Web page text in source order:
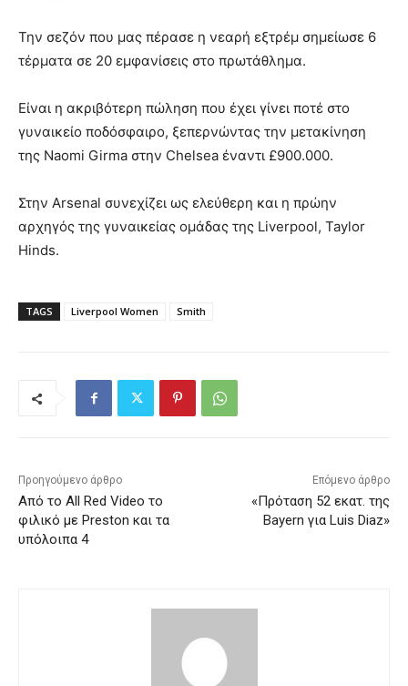
Την σεζόν που μας πέρασε η νεαρή εξτρέμ σημείωσε 6
τέρματα σε 20 εμφανίσεις στο πρωτάθλημα.
Είναι η ακριβότερη πώληση που έχει γίνει ποτέ στο
γυναικείο ποδόσφαιρο, ξεπερνώντας την μετακίνηση
της Naomi Girma στην Chelsea έναντι £900.000.
Στην Arsenal συνεχίζει ως ελεύθερη και η πρώην
αρχηγός της γυναικείας ομάδας της Liverpool, Taylor
Hinds.
TAGS Liverpool Women Smith
Προηγούμενο άρθρο
Από το All Red Video το
φιλικό με Preston και τα
υπόλοιπα 4
Επόμενο άρθρο
«Πρόταση 52 εκατ. της
Bayern για Luis Diaz»